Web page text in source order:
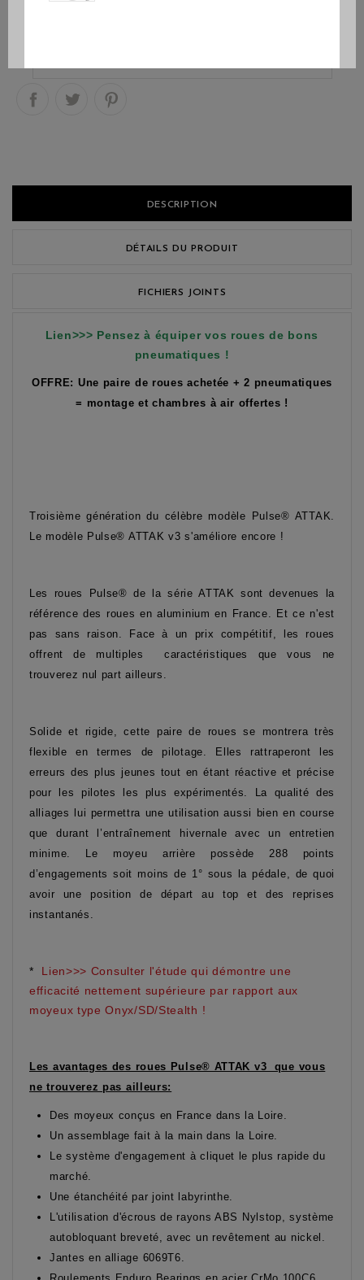
DESCRIPTION
DÉTAILS DU PRODUIT
FICHIERS JOINTS
Lien>>> Pensez à équiper vos roues de bons
pneumatiques !
OFFRE: Une paire de roues achetée + 2 pneumatiques
= montage et chambres à air offertes !
Troisième génération du célèbre modèle Pulse® ATTAK.
Le modèle Pulse® ATTAK v3 s'améliore encore !
Les roues Pulse® de la série ATTAK sont devenues la
référence des roues en aluminium en France. Et ce n'est
pas sans raison. Face à un prix compétitif, les roues
offrent de multiples caractéristiques que vous ne
trouverez nul part ailleurs.
Solide et rigide, cette paire de roues se montrera très
flexible en termes de pilotage. Elles rattraperont les
erreurs des plus jeunes tout en étant réactive et précise
pour les pilotes les plus expérimentés. La qualité des
alliages lui permettra une utilisation aussi bien en course
que durant l’entraînement hivernale avec un entretien
minime. Le moyeu arrière possède 288 points
d’engagements soit moins de 1° sous la pédale, de quoi
avoir une position de départ au top et des reprises
instantanés.
* Lien>>> Consulter l'étude qui démontre une
efficacité nettement supérieure par rapport aux
moyeux type Onyx/SD/Stealth !
Les avantages des roues Pulse® ATTAK v3 que vous
ne trouverez pas ailleurs:
Des moyeux conçus en France dans la Loire.
Un assemblage fait à la main dans la Loire.
Le système d'engagement à cliquet le plus rapide du
marché.
Une étanchéité par joint labyrinthe.
L'utilisation d'écrous de rayons ABS Nylstop, système
autobloquant breveté, avec un revêtement au nickel.
Jantes en alliage 6069T6.